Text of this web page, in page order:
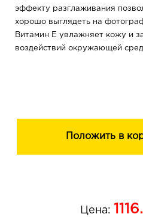
эффекту разглаживания
хорошо выглядеть на
Витамин Е увлажняет кожу и
воздействий окружающей
Положить в
Цена: